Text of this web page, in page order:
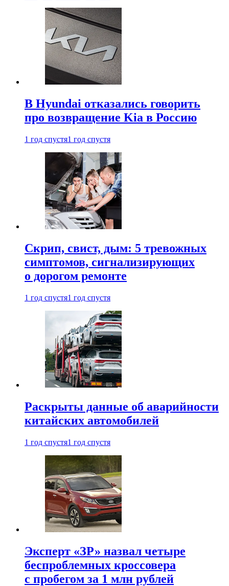
В Hyundai отказались говорить
про возвращение Kia в Россию
1 год спустя1 год спустя
Скрип, свист, дым: 5 тревожных
симптомов, сигнализирующих
о дорогом ремонте
1 год спустя1 год спустя
Раскрыты данные об аварийности
китайских автомобилей
1 год спустя1 год спустя
Эксперт «ЗР» назвал четыре
беспроблемных кроссовера
с пробегом за 1 млн рублей